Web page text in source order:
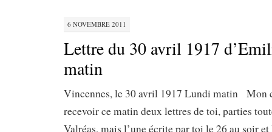
6 NOVEMBRE 2011
Lettre du 30 avril 1917
matin
Vincennes, le 30 avril 1917 Lundi matin Mon
recevoir ce matin deux lettres de toi, parties
Valréas, mais l’une écrite par toi le 26 au soir